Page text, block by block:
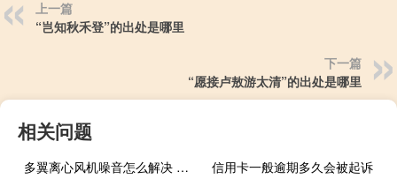
上一篇
“岂知秋禾登”的出处是哪里
下一篇
“愿接卢敖游太清”的出处是哪里
相关问题
多翼离心风机噪音怎么解决 多翼式离心风机生产厂家
信用卡一般逾期多久会被起诉